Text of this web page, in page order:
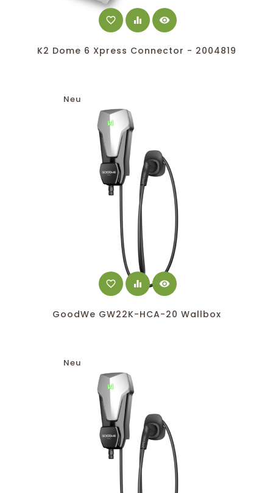
favorite_border equalizer visibility
K2 Dome 6 Xpress Connector - 2004819
Neu
favorite_border equalizer visibility
GoodWe GW22K-HCA-20 Wallbox
Neu